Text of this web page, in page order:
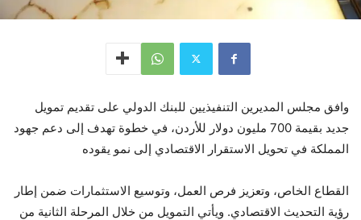
وافق مجلس المديرين التنفيذيين للبنك الدولي على تقديم تمويل
جديد بقيمة 700 مليون دولار للأردن، في خطوة تهدف إلى دعم جهود
المملكة في تحويل الاستقرار الاقتصادي إلى نمو يقوده
القطاع الخاص، وتعزيز فرص العمل، وتوسيع الاستثمارات ضمن إطار
رؤية التحديث الاقتصادي. ويأتي التمويل من خلال المرحلة الثانية من